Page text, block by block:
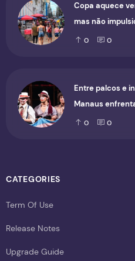
Copa aquece
mas não
0 0
Entre palcos e
Manaus
cenário cultural
0 0
CATEGORIES
Term Of Use
Release Notes
Upgrade Guide